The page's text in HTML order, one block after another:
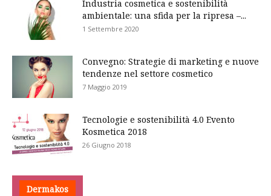
Industria cosmetica e sostenibilità
ambientale: una sfida per la ripresa –...
1 Settembre 2020
Convegno: Strategie di marketing e nuove
tendenze nel settore cosmetico
7 Maggio 2019
Tecnologie e sostenibilità 4.0 Evento
Kosmetica 2018
26 Giugno 2018
Dermakos